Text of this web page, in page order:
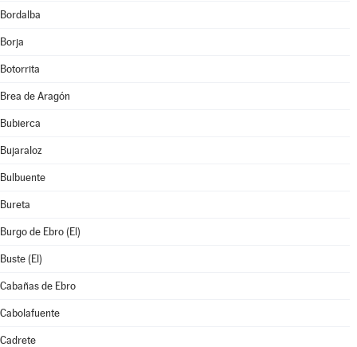
Bordalba
Borja
Botorrita
Brea de Aragón
Bubierca
Bujaraloz
Bulbuente
Bureta
Burgo de Ebro (El)
Buste (El)
Cabañas de Ebro
Cabolafuente
Cadrete